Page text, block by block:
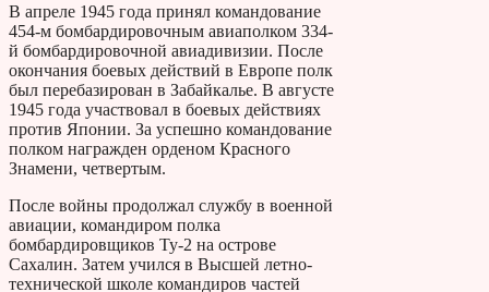
В апреле 1945 года принял командование
454-м бомбардировочным авиаполком 334-
й бомбардировочной авиадивизии. После
окончания боевых действий в Европе полк
был перебазирован в Забайкалье. В августе
1945 года участвовал в боевых действиях
против Японии. За успешно командование
полком награжден орденом Красного
Знамени, четвертым.
После войны продолжал службу в военной
авиации, командиром полка
бомбардировщиков Ту-2 на острове
Сахалин. Затем учился в Высшей летно-
технической школе командиров частей